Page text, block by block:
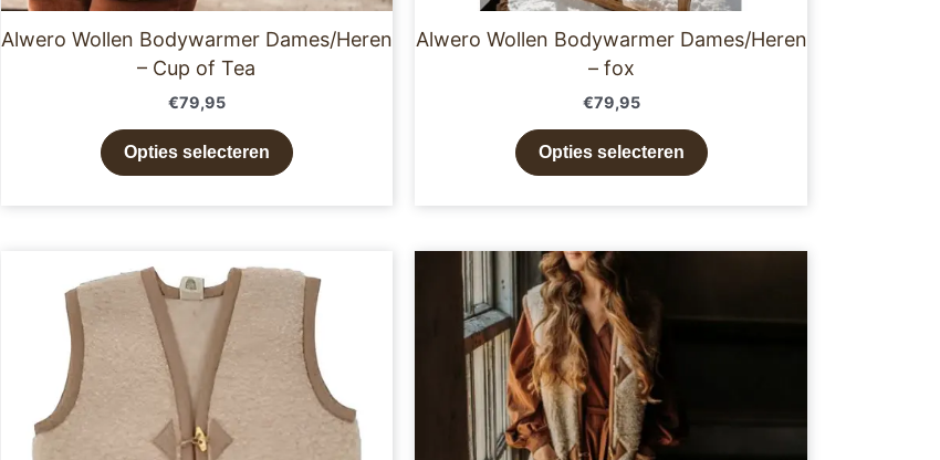
Alwero Wollen Bodywarmer Dames/Heren
– Cup of Tea
€79,95
Opties selecteren
Alwero Wollen Bodywarmer Dames/Heren
– fox
€79,95
Opties selecteren
Dit
product
heeft
meerdere
variaties.
Deze
heeft